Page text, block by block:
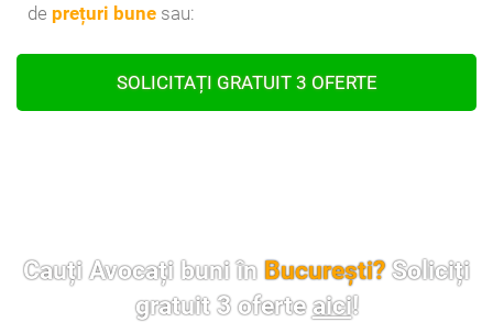
de prețuri bune sau:
SOLICITAȚI GRATUIT 3 OFERTE
Cauți Avocați buni în București?Soliciți
gratuit 3 oferteaici!